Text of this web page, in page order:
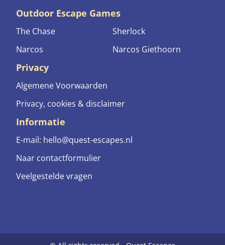
Outdoor Escape Games
The Chase
Sherlock
Narcos
Narcos Giethoorn
Privacy
Algemene Voorwaarden
Privacy, cookies & disclaimer
Informatie
E-mail: hello@quest-escapes.nl
Naar contactformulier
Veelgestelde vragen